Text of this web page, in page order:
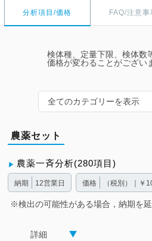
分析項目/価格 FAQ/注意事
検体種、定量下限、検体数
価格が変わることがござい
全てのカテゴリーを表示
農薬セット
農薬一斉分析(280項目)
納期 12営業日 価格 （税別）｜￥
※検出の可能性がある場合，納期を
詳細